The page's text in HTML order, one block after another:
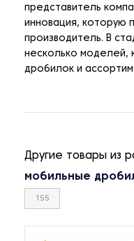
представитель
инновация, которую
производитель. В
несколько моделей,
дробилок и
Другие товары из
мобильные
155